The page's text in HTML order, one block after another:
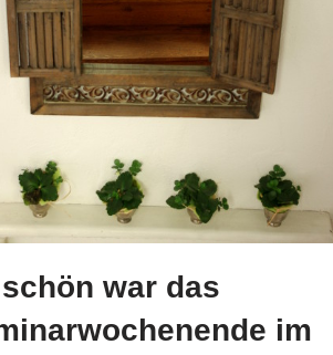
war das
im